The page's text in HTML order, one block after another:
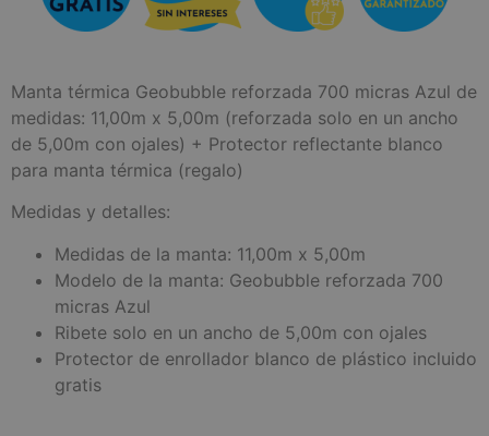
Manta térmica Geobubble reforzada 700 micras Azul de
medidas: 11,00m x 5,00m (reforzada solo en un ancho
de 5,00m con ojales) + Protector reflectante blanco
para manta térmica (regalo)
Medidas y detalles:
Medidas de la manta: 11,00m x 5,00m
Modelo de la manta: Geobubble reforzada 700
micras Azul
Ribete solo en un ancho de 5,00m con ojales
Protector de enrollador blanco de plástico incluido
gratis